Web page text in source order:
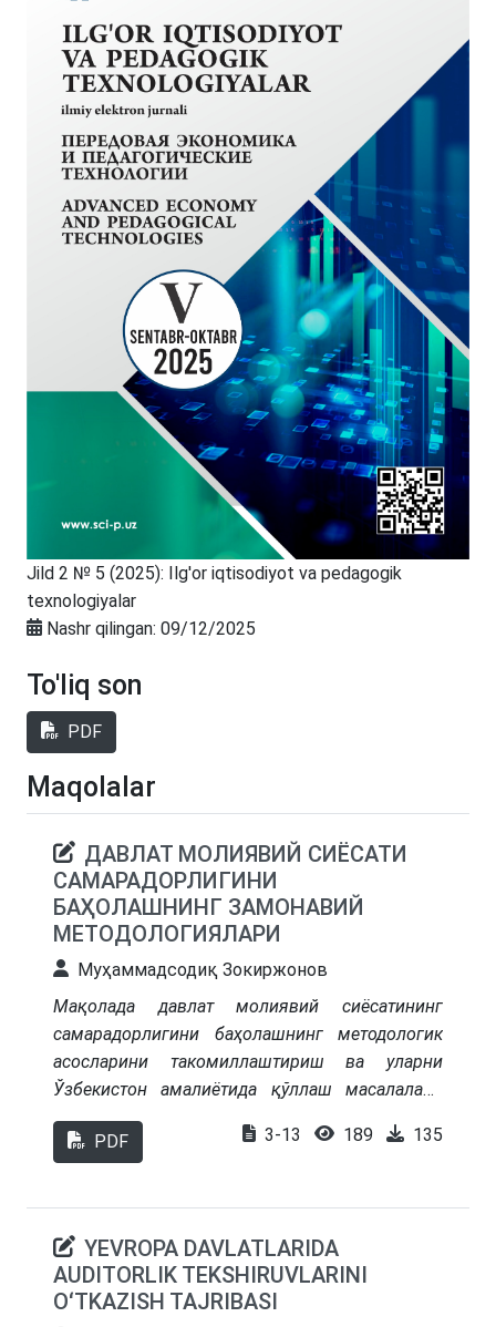
Jild 2 № 5 (2025): Ilg'or iqtisodiyot va pedagogik
texnologiyalar
Nashr qilingan: 09/12/2025
To'liq son
PDF
Maqolalar
ДАВЛАТ МОЛИЯВИЙ СИЁСАТИ
САМАРАДОРЛИГИНИ
БАҲОЛАШНИНГ ЗАМОНАВИЙ
МЕТОДОЛОГИЯЛАРИ
Муҳаммадсодиқ Зокиржонов
Мақолада давлат молиявий сиёсатининг
самарадорлигини баҳолашнинг методологик
асосларини такомиллаштириш ва уларни
Ўзбекистон амалиётида қўллаш масалалари
ёритилган. Хусусан, давлат молиявий
сиёсатини баҳолашнинг назарий асослари,
кўрсаткичлар асосида самарадорлик композит
индекси (MSSI – Macroeconomic Stability and
Sustainability Index), секторлар кесимида
PDF 3-13 189 135
YEVROPA DAVLATLARIDA
AUDITORLIK TEKSHIRUVLARINI
OʻTKAZISH TAJRIBASI